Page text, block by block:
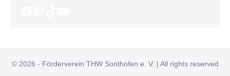
© 2026 - Förderverein THW Sonthofen e. V. | All rights reserved